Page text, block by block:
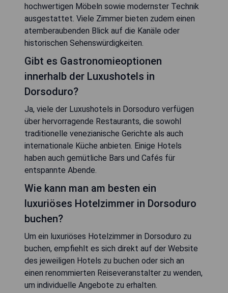
hochwertigen Möbeln sowie modernster Technik
ausgestattet. Viele Zimmer bieten zudem einen
atemberaubenden Blick auf die Kanäle oder
historischen Sehenswürdigkeiten.
Gibt es Gastronomieoptionen
innerhalb der Luxushotels in
Dorsoduro?
Ja, viele der Luxushotels in Dorsoduro verfügen
über hervorragende Restaurants, die sowohl
traditionelle venezianische Gerichte als auch
internationale Küche anbieten. Einige Hotels
haben auch gemütliche Bars und Cafés für
entspannte Abende.
Wie kann man am besten ein
luxuriöses Hotelzimmer in Dorsoduro
buchen?
Um ein luxuriöses Hotelzimmer in Dorsoduro zu
buchen, empfiehlt es sich direkt auf der Website
des jeweiligen Hotels zu buchen oder sich an
einen renommierten Reiseveranstalter zu wenden,
um individuelle Angebote zu erhalten.